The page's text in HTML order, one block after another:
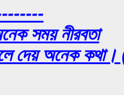
সময় নীরবতা
দেয় অনেক কথা।